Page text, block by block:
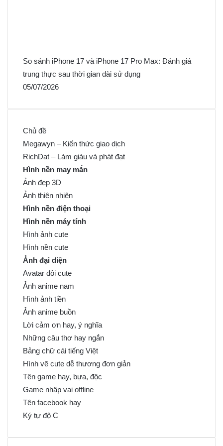
So sánh iPhone 17 và iPhone 17 Pro Max: Đánh giá
trung thực sau thời gian dài sử dụng
05/07/2026
Chủ đề
Megawyn – Kiến thức giao dịch
RichDat – Làm giàu và phát đạt
Hình nền may mắn
Ảnh đẹp 3D
Ảnh thiên nhiên
Hình nền điện thoại
Hình nền máy tính
Hình ảnh cute
Hình nền cute
Ảnh đại diện
Avatar đôi cute
Ảnh anime nam
Hình ảnh tiền
Ảnh anime buồn
Lời cảm ơn hay, ý nghĩa
Những câu thơ hay ngắn
Bảng chữ cái tiếng Việt
Hình vẽ cute dễ thương đơn giản
Tên game hay, bựa, độc
Game nhập vai offline
Tên facebook hay
Ký tự độ C